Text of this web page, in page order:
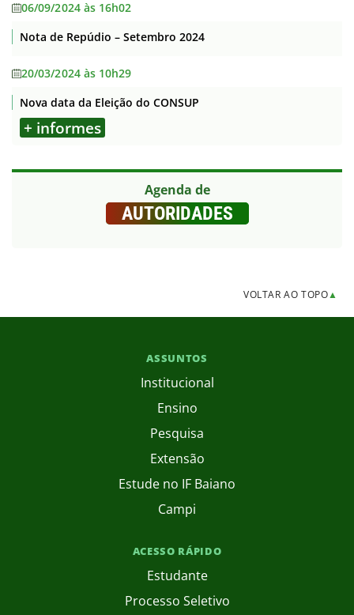
06/09/2024 às 16h02
Nota de Repúdio – Setembro 2024
20/03/2024 às 10h29
Nova data da Eleição do CONSUP
+ informes
Agenda de
AUTORIDADES
VOLTAR AO TOPO▲
ASSUNTOS
Institucional
Ensino
Pesquisa
Extensão
Estude no IF Baiano
Campi
ACESSO RÁPIDO
Estudante
Processo Seletivo